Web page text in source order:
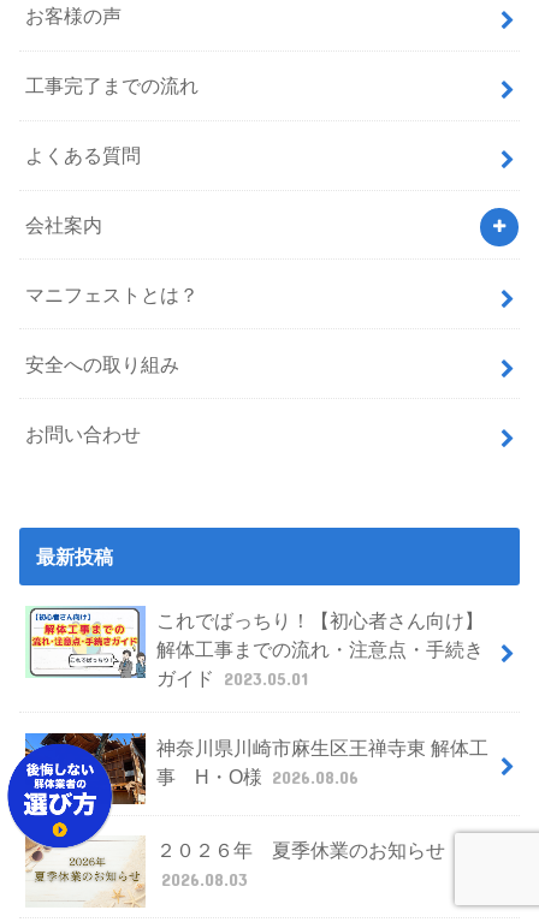
お客様の声
工事完了までの流れ
よくある質問
会社案内
マニフェストとは？
安全への取り組み
お問い合わせ
最新投稿
これでばっちり！【初心者さん向け】
解体工事までの流れ・注意点・手続き
ガイド
2023.05.01
神奈川県川崎市麻生区王禅寺東 解体工
事 H・O様 2026.08.06
２０２６年 夏季休業のお知らせ
2026.08.03